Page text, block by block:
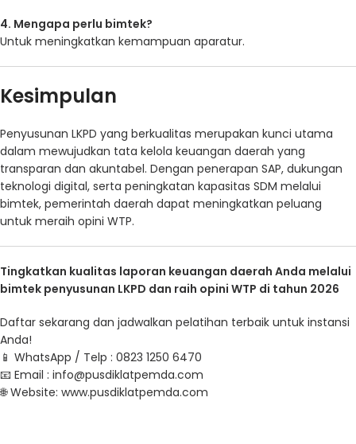
4. Mengapa perlu bimtek?
Untuk meningkatkan kemampuan aparatur.
Kesimpulan
Penyusunan LKPD yang berkualitas merupakan kunci utama
dalam mewujudkan tata kelola keuangan daerah yang
transparan dan akuntabel. Dengan penerapan SAP, dukungan
teknologi digital, serta peningkatan kapasitas SDM melalui
bimtek, pemerintah daerah dapat meningkatkan peluang
untuk meraih opini WTP.
Tingkatkan kualitas laporan keuangan daerah Anda melalui
bimtek penyusunan LKPD dan raih opini WTP di tahun 2026
Daftar sekarang dan jadwalkan pelatihan terbaik untuk instansi
Anda!
📱 WhatsApp / Telp : 0823 1250 6470
📧 Email : info@pusdiklatpemda.com
🌐 Website: www.pusdiklatpemda.com